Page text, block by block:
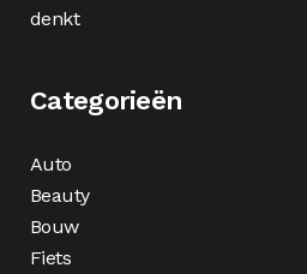
denkt
Categorieën
Auto
Beauty
Bouw
Fiets